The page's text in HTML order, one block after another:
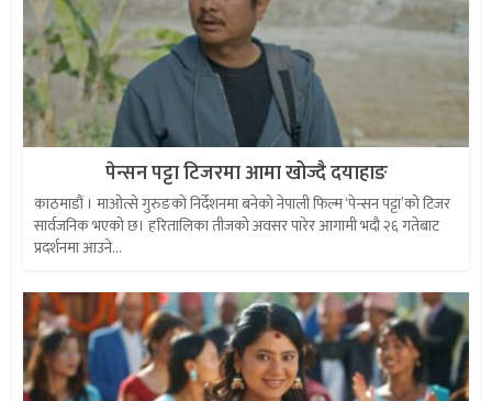
पेन्सन पट्टा टिजरमा आमा खोज्दै दयाहाङ
काठमाडौं । माओत्से गुरुङको निर्देशनमा बनेको नेपाली फिल्म ‘पेन्सन पट्टा’को टिजर
सार्वजनिक भएको छ। हरितालिका तीजको अवसर पारेर आगामी भदौ २६ गतेबाट
प्रदर्शनमा आउने...